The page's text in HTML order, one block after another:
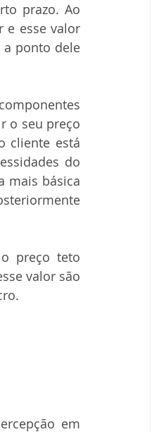
prazo. Ao
e esse valor
ponto dele
o seu preço
cliente está
do
mais básica
preço teto
valor são
em